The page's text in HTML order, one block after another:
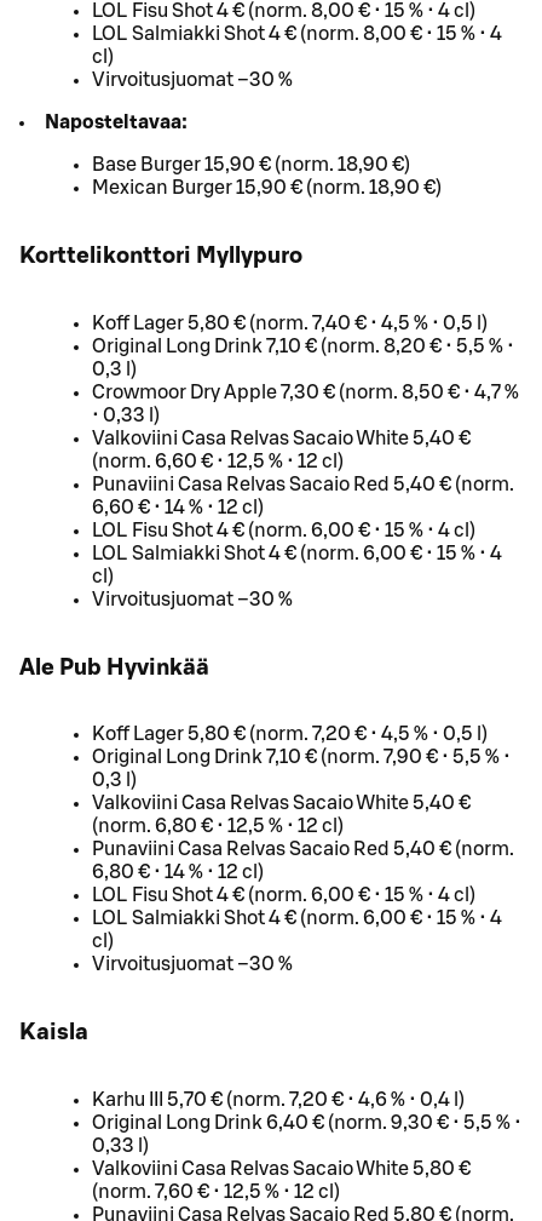
LOL Fisu Shot 4 € (norm. 8,00 € • 15 % • 4 cl)
LOL Salmiakki Shot 4 € (norm. 8,00 € • 15 % • 4
cl)
Virvoitusjuomat –30 %
Naposteltavaa:
Base Burger 15,90 € (norm. 18,90 €)
Mexican Burger 15,90 € (norm. 18,90 €)
Korttelikonttori Myllypuro
Koff Lager 5,80 € (norm. 7,40 € • 4,5 % • 0,5 l)
Original Long Drink 7,10 € (norm. 8,20 € • 5,5 % •
0,3 l)
Crowmoor Dry Apple 7,30 € (norm. 8,50 € • 4,7 %
• 0,33 l)
Valkoviini Casa Relvas Sacaio White 5,40 €
(norm. 6,60 € • 12,5 % • 12 cl)
Punaviini Casa Relvas Sacaio Red 5,40 € (norm.
6,60 € • 14 % • 12 cl)
LOL Fisu Shot 4 € (norm. 6,00 € • 15 % • 4 cl)
LOL Salmiakki Shot 4 € (norm. 6,00 € • 15 % • 4
cl)
Virvoitusjuomat –30 %
Ale Pub Hyvinkää
Koff Lager 5,80 € (norm. 7,20 € • 4,5 % • 0,5 l)
Original Long Drink 7,10 € (norm. 7,90 € • 5,5 % •
0,3 l)
Valkoviini Casa Relvas Sacaio White 5,40 €
(norm. 6,80 € • 12,5 % • 12 cl)
Punaviini Casa Relvas Sacaio Red 5,40 € (norm.
6,80 € • 14 % • 12 cl)
LOL Fisu Shot 4 € (norm. 6,00 € • 15 % • 4 cl)
LOL Salmiakki Shot 4 € (norm. 6,00 € • 15 % • 4
cl)
Virvoitusjuomat –30 %
Kaisla
Karhu III 5,70 € (norm. 7,20 € • 4,6 % • 0,4 l)
Original Long Drink 6,40 € (norm. 9,30 € • 5,5 % •
0,33 l)
Valkoviini Casa Relvas Sacaio White 5,80 €
(norm. 7,60 € • 12,5 % • 12 cl)
Punaviini Casa Relvas Sacaio Red 5,80 € (norm.